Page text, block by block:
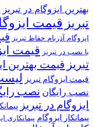
بهترین ایزوگام در تبریز
تبریز قیمت
ایزوگام آذربام حفاظ تبریز
با نصب در تبریز قیمت
تبریز قیمت بهترین
قیمت ایزوگام تبریز
نصب رایگان نصب
ایزوگام در تبریز
پیمانکار ایزوگام پیمانکاری